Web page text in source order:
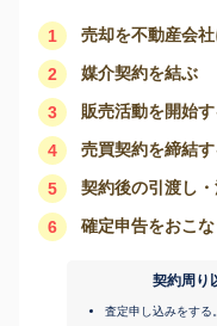
1 売却を不動産会
2 媒介契約を結ぶ
3 販売活動を開始す
4 売買契約を締結す
5 契約後の引渡し
6 確定申告をおこな
契約周り
査定申し込みをする。